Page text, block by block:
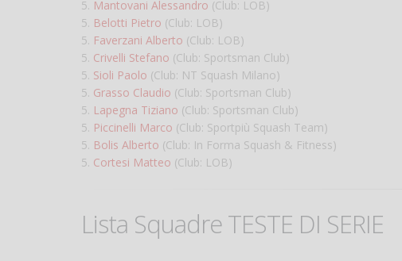
5. Mantovani Alessandro (Club: LOB)
5. Belotti Pietro (Club: LOB)
5. Faverzani Alberto (Club: LOB)
5. Crivelli Stefano (Club: Sportsman Club)
5. Sioli Paolo (Club: NT Squash Milano)
5. Grasso Claudio (Club: Sportsman Club)
5. Lapegna Tiziano (Club: Sportsman Club)
5. Piccinelli Marco (Club: Sportpiù Squash Team)
5. Bolis Alberto (Club: In Forma Squash & Fitness)
5. Cortesi Matteo (Club: LOB)
Lista Squadre TESTE DI SERIE